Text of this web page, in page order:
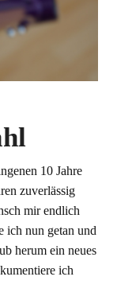
10 Jahre
zuverlässig
mir endlich
ich nun getan und
herum ein neues
ich